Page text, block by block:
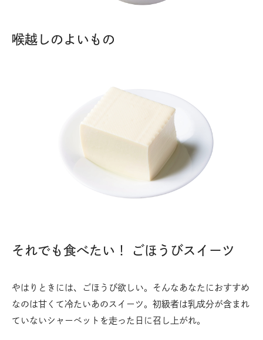
喉越しのよいもの
それでも食べたい！ ごほうびスイーツ
やはりときには、ごほうび欲しい。そんなあなたにおすすめ
なのは甘くて冷たいあのスイーツ。初級者は乳成分が含まれ
ていないシャーベットを走った日に召し上がれ。